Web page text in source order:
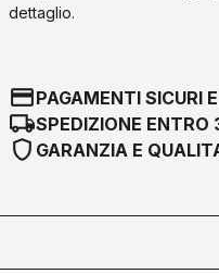
dettaglio.
credit_cardPAGAMENTI SICURI
local_shippingSPEDIZIONE ENTRO
shield GARANZIA E